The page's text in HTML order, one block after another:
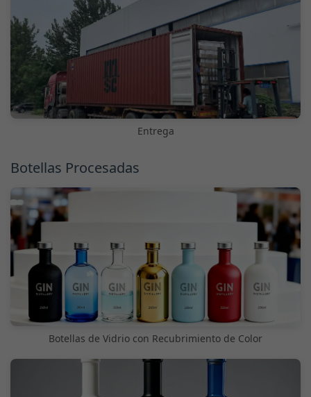
Entrega
Botellas Procesadas
Botellas de Vidrio con Recubrimiento de Color